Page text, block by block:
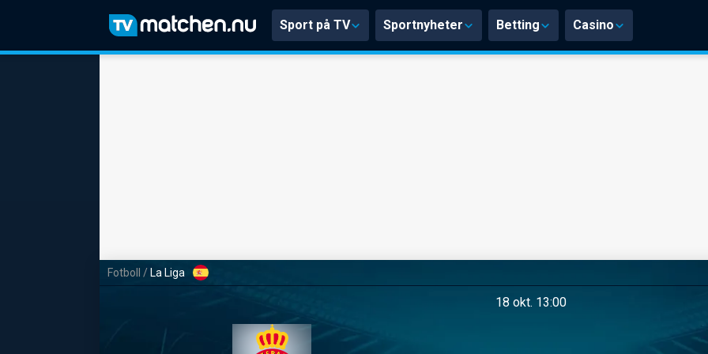
Sport på TV Sportnyheter Betting Casino
Fotboll / La Liga
18 okt. 13:00